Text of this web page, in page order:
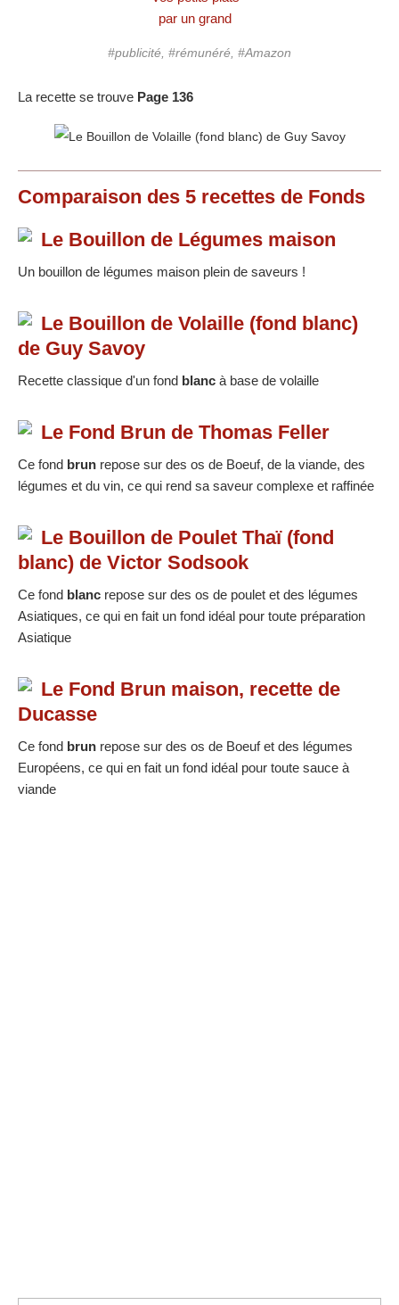
par un grand
#publicité, #rémunéré, #Amazon
La recette se trouve Page 136
Comparaison des 5 recettes de Fonds
Le Bouillon de Légumes maison
Un bouillon de légumes maison plein de saveurs !
Le Bouillon de Volaille (fond blanc)
de Guy Savoy
Recette classique d'un fond blanc à base de volaille
Le Fond Brun de Thomas Feller
Ce fond brun repose sur des os de Boeuf, de la viande, des
légumes et du vin, ce qui rend sa saveur complexe et raffinée
Le Bouillon de Poulet Thaï (fond
blanc) de Victor Sodsook
Ce fond blanc repose sur des os de poulet et des légumes
Asiatiques, ce qui en fait un fond idéal pour toute préparation
Asiatique
Le Fond Brun maison, recette de
Ducasse
Ce fond brun repose sur des os de Boeuf et des légumes
Européens, ce qui en fait un fond idéal pour toute sauce à
viande